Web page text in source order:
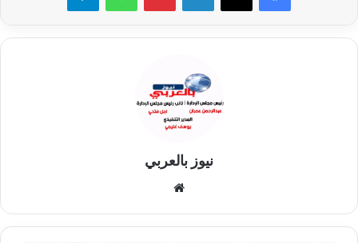
نيوز بالعربي